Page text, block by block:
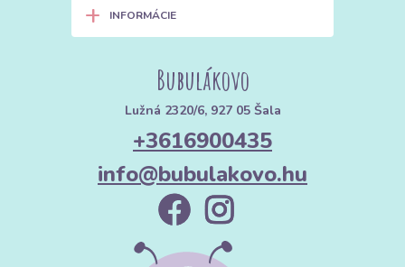
+ INFORMÁCIE
Bubulákovo
Lužná 2320/6, 927 05 Šala
+3616900435
info@bubulakovo.hu